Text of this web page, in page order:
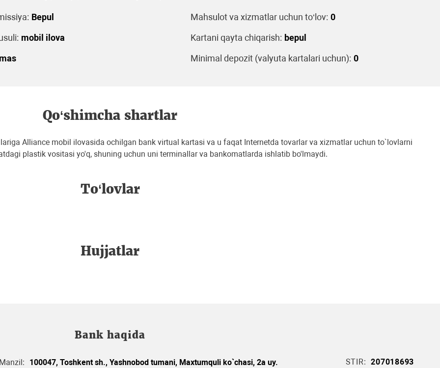
Bepul Mahsulot va xizmatlar uchun to‘lov: 0
mobil ilova Kartani qayta chiqarish: bepul
Minimal depozit (valyuta kartalari uchun): 0
Qo‘shimcha shartlar
Alliance mobil ilovasida ochilgan bank virtual kartasi va u faqat Internetda tovarlar va xizmatlar uchun to`lovlarni
plastik vositasi yo'q, shuning uchun uni terminallar va bankomatlarda ishlatib bo'lmaydi.
To‘lovlar
Hujjatlar
Bank haqida
100047, Toshkent sh., Yashnobod tumani, Maxtumquli ko`chasi, 2a uy.
STIR: 207018693